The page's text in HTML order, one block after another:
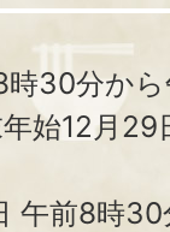
時30分か
始12月
午前8時